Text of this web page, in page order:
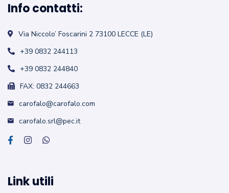
Info contatti:
Via Niccolo’ Foscarini 2 73100 LECCE (LE)
+39 0832 244113
+39 0832 244840
FAX: 0832 244663
carofalo@carofalo.com
carofalo.srl@pec.it
Link utili